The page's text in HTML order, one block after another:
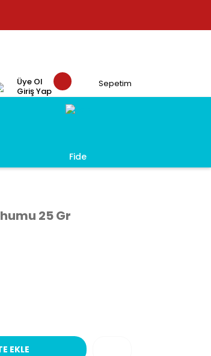
Üye Ol
Giriş Yap
Sepetim
Fide
25 Gr
EKLE